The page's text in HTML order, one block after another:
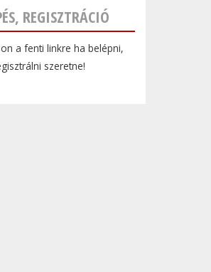
REGISZTRÁCIÓ
a fenti linkre ha belépni,
szeretne!